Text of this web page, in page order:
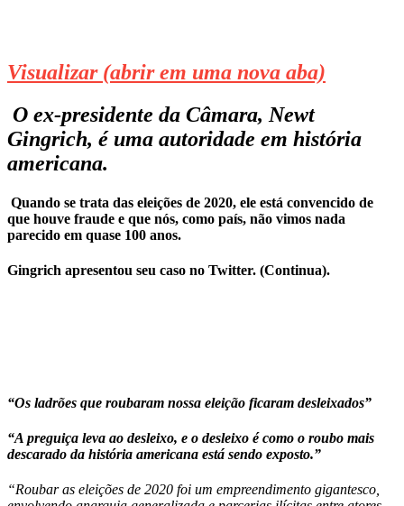
Visualizar(abrir em uma nova aba)
O ex-presidente da Câmara, Newt
Gingrich, é uma autoridade em história
americana.
Quando se trata das eleições de 2020, ele está convencido de
que houve fraude e que nós, como país, não vimos nada
parecido em quase 100 anos.
Gingrich apresentou seu caso no Twitter. (Continua).
“Os ladrões que roubaram nossa eleição ficaram desleixados”
“A preguiça leva ao desleixo, e o desleixo é como o roubo mais
descarado da história americana está sendo exposto.”
“Roubar as eleições de 2020 foi um empreendimento gigantesco,